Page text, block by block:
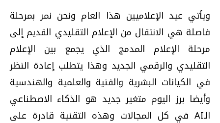
ويأتي عيد الإعلاميين هذا العام ونحن نمر بمرحلة
فاصلة هي الانتقال من الإعلام التقليدي القديم إلى
مرحلة الإعلام المدمج الذي يجمع بين الإعلام
التقليدي والرقمي الجديد وهذا يتطلب إعادة النظر
في الكيانات البشرية والفنية والعلمية والهندسية
وأيضا برز اليوم متغير جديد هو الذكاء الاصطناعي
الـAI في كل المجالات وهذه التقنية قادرة على